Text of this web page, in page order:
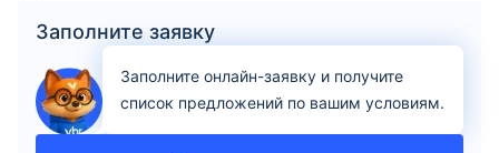
Заполните заявку
Заполните онлайн-заявку и получите
список предложений по вашим условиям.